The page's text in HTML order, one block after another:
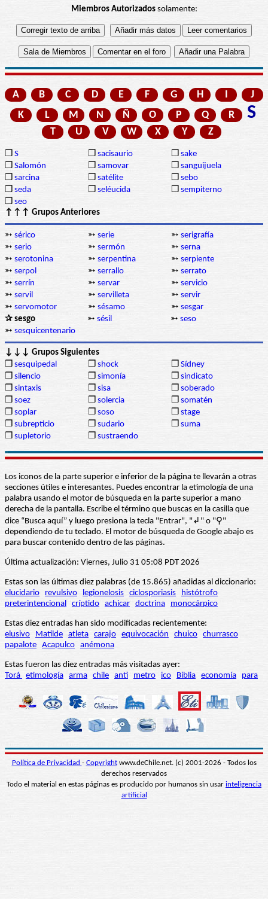
Miembros Autorizadossolamente:
A B C D E F G H I
J
K
L M N Ñ O P Q R S
T U V W X Y Z
❒ S ❒ sacisaurio ❒ sake
❒ Salomón ❒ samovar ❒ sanguijuela
❒ sarcina ❒ satélite ❒ sebo
❒ seda ❒ seléucida ❒ sempiterno
❒ seo
↑↑↑ Grupos Anteriores
➳ sérico ➳ serie ➳ serigrafía
➳ serio ➳ sermón ➳ serna
➳ serotonina ➳ serpentina ➳ serpiente
➳ serpol ➳ serrallo ➳ serrato
➳ serrín ➳ servar ➳ servicio
➳ servil ➳ servilleta ➳ servir
➳ servomotor ➳ sésamo ➳ sesgar
✰ sesgo
➳ sésil ➳ seso
➳ sesquicentenario
↓↓↓ Grupos Siguientes
❒ sesquipedal ❒ shock ❒ Sídney
❒ silencio ❒ simonía ❒ sindicato
❒ sintaxis ❒ sisa ❒ soberado
❒ soez ❒ solercia ❒ somatén
❒ soplar ❒ soso ❒ stage
❒ subrepticio ❒ sudario ❒ suma
❒ supletorio ❒ sustraendo
Los iconos de la parte superior e inferior de la página te llevarán a otras
secciones útiles e interesantes. Puedes encontrar la etimología de una
palabra usando el motor de búsqueda en la parte superior a mano
derecha de la pantalla. Escribe el término que buscas en la casilla que
dice “Busca aquí” y luego presiona la tecla "Entrar", "↲" o "⚲"
dependiendo de tu teclado. El motor de búsqueda de Google abajo es
para buscar contenido dentro de las páginas.
Última actualización: Viernes, Julio 31 05:08 PDT 2026
Estas son las últimas diez palabras (de 15.865) añadidas al diccionario:
elucidario
revulsivo legionelosis ciclosporiasis
histótrofo
preterintencional críptido achicar doctrina monocárpico
Estas diez entradas han sido modificadas recientemente:
elusivo
Matilde atleta carajo equivocación chuico churrasco
papalote Acapulco anémona
Estas fueron las diez entradas más visitadas ayer:
Torá etimología arma chile anti metro ico Biblia economía para
Política de Privacidad - Copyrightwww.deChile.net. (c) 2001-2026 - Todos los
derechos reservados
Todo el material en estas páginas es producido por humanos sin usar inteligencia
artificial